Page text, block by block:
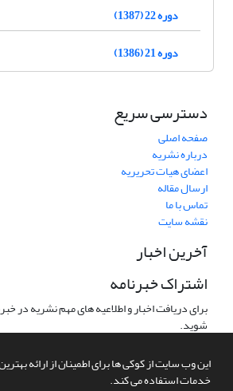
این وب سایت از کوکی ها برای اطمینان از ارائه
خدمات استفاده می کند.
دوره 22 (1387)
دوره 21 (1386)
دسترسی سریع
صفحه اصلی
درباره نشریه
اعضای هیات تحریریه
ارسال مقاله
تماس با ما
نقشه سایت
آخرین اخبار
اشتراک خبرنامه
برای دریافت اخبار و اطلاعیه های مهم نشریه در
شوید.